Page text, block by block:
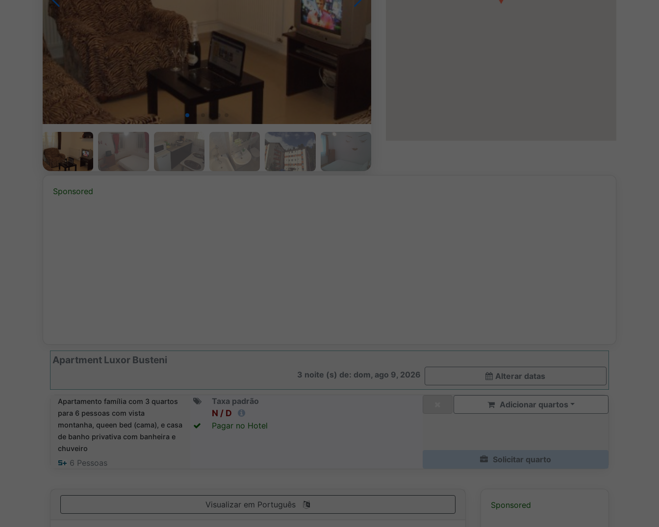
Sponsored
Apartment Luxor Busteni
3 noite (s) de: dom, ago 9, 2026 Alterar datas
Apartamento família com 3 quartos
para 6 pessoas com vista
montanha, queen bed (cama), e casa
de banho privativa com banheira e
chuveiro
6 Pessoas
Taxa padrão
N / D
Pagar no Hotel
Adicionar quartos
Solicitar quarto
Visualizar em Português Sponsored